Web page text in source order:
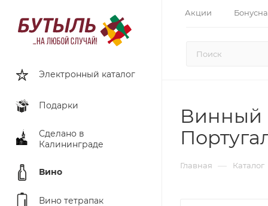
Акции
Электронный каталог
Подарки
Сделано в
Калининграде
Вино
Вино тетрапак
Винный
Главная — Каталог